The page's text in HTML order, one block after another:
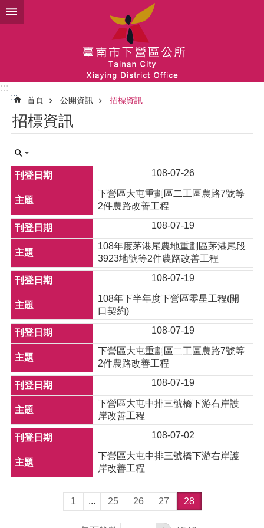
跳到主要內容區塊
:::
:::
首頁 公開資訊 招標資訊
招標資訊
108-07-26
下營區大屯重劃區二工區農路7號等
2件農路改善工程
108-07-19
108年度茅港尾農地重劃區茅港尾段
3923地號等2件農路改善工程
108-07-19
108年下半年度下營區零星工程(開
口契約)
108-07-19
下營區大屯重劃區二工區農路7號等
2件農路改善工程
108-07-19
下營區大屯中排三號橋下游右岸護
岸改善工程
108-07-02
下營區大屯中排三號橋下游右岸護
岸改善工程
1 ... 25 26 27 28